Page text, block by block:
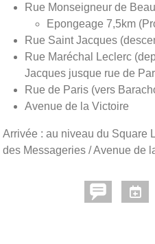
Rue Monseigneur de
Epongeage 7,5km
Rue Saint Jacques
Rue Maréchal Leclerc
Jacques jusque rue de
Rue de Paris (vers
Avenue de la Victoire
Arrivée : au niveau du Square
des Messageries / Avenue de